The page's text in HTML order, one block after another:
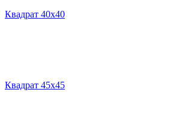
Квадрат 40х40
Квадрат 45х45